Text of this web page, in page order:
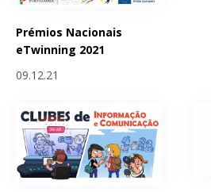
Prémios Nacionais
eTwinning 2021
09.12.21